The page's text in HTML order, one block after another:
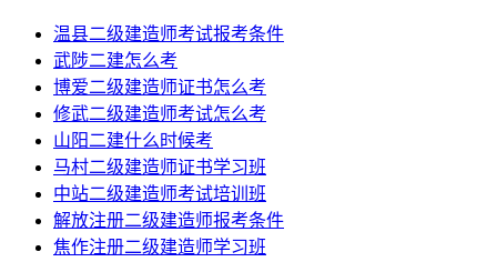
温县二级建造师考试报考条件
武陟二建怎么考
博爱二级建造师证书怎么考
修武二级建造师考试怎么考
山阳二建什么时候考
马村二级建造师证书学习班
中站二级建造师考试培训班
解放注册二级建造师报考条件
焦作注册二级建造师学习班